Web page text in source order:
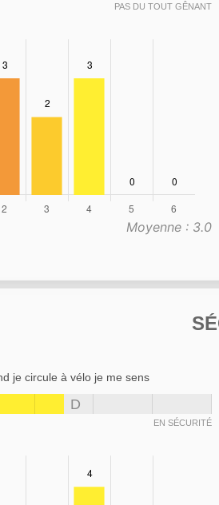
PAS DU TOUT GÊNANT
Moyenne : 3.0
je circule à vélo je me sens
D
EN SÉCURITÉ